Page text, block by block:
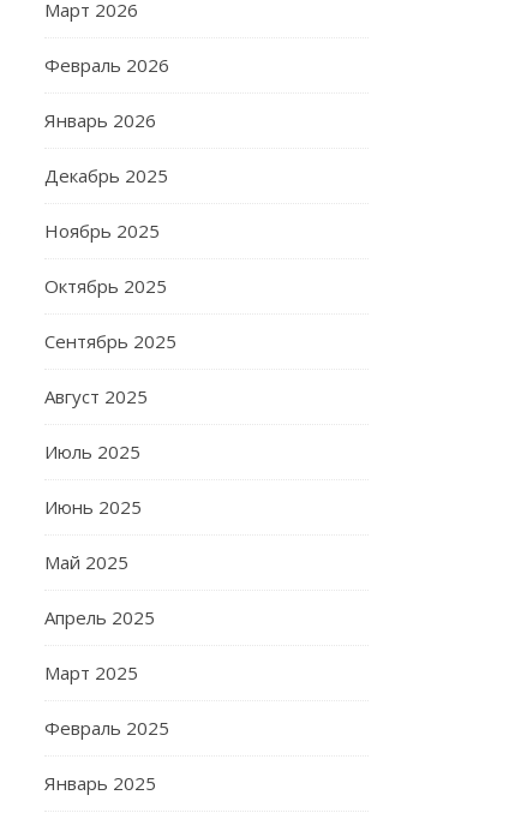
Март 2026
Февраль 2026
Январь 2026
Декабрь 2025
Ноябрь 2025
Октябрь 2025
Сентябрь 2025
Август 2025
Июль 2025
Июнь 2025
Май 2025
Апрель 2025
Март 2025
Февраль 2025
Январь 2025